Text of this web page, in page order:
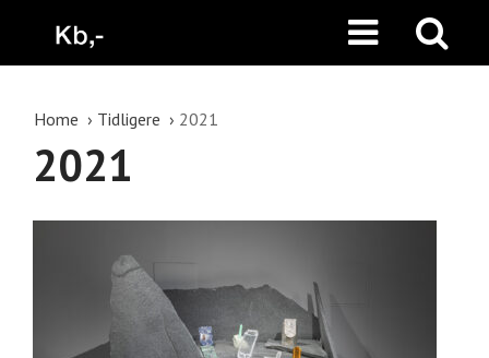
Home Tidligere 2021
2021